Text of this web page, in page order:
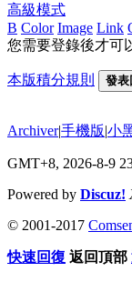
高級模式
B Color Image Link
您需要登錄後才可
本版積分規則 發表
Archiver|手機版|小
GMT+8, 2026-8-9
Powered by Discuz!
© 2001-2017
快速回復 返回頂部